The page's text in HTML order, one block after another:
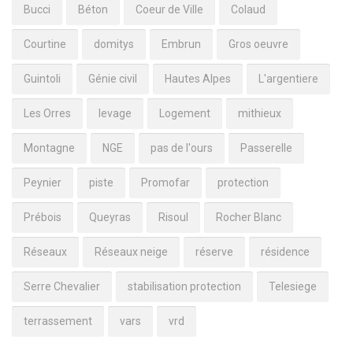
Bucci Béton Coeur de Ville Colaud
Courtine domitys Embrun Gros oeuvre
Guintoli Génie civil Hautes Alpes L'argentiere
Les Orres levage Logement mithieux
Montagne NGE pas de l'ours Passerelle
Peynier piste Promofar protection
Prébois Queyras Risoul Rocher Blanc
Réseaux Réseaux neige réserve résidence
Serre Chevalier stabilisation protection Telesiege
terrassement vars vrd